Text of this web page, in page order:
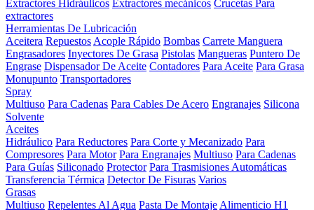
Extractores Hidráulicos Extractores mecánicos Crucetas Para
extractores
Herramientas De Lubricación
Aceitera Repuestos Acople Rápido Bombas Carrete Manguera
Engrasadores Inyectores De Grasa Pistolas Mangueras Puntero De
Engrase Dispensador De Aceite Contadores Para Aceite Para Grasa
Monupunto Transportadores
Spray
Multiuso Para Cadenas Para Cables De Acero Engranajes Silicona
Solvente
Aceites
Hidráulico Para Reductores Para Corte y Mecanizado Para
Compresores Para Motor Para Engranajes Multiuso Para Cadenas
Para Guías Siliconado Protector Para Trasmisiones Automáticas
Transferencia Térmica Detector De Fisuras Varios
Grasas
Multiuso Repelentes Al Agua Pasta De Montaje Alimenticio H1